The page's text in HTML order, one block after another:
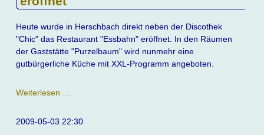
toller
Tag
Heute wurde in Herschbach direkt neben der Discothek
"Chic" das Restaurant "Essbahn" eröffnet. In den Räumen
der Gaststätte "Purzelbaum" wird nunmehr eine
gutbürgerliche Küche mit XXL-Programm angeboten.
Weiterlesen …
im
2009-05-03 22:30